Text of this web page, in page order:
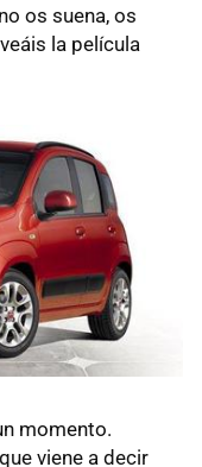
os suena, os
la película
momento.
viene a decir